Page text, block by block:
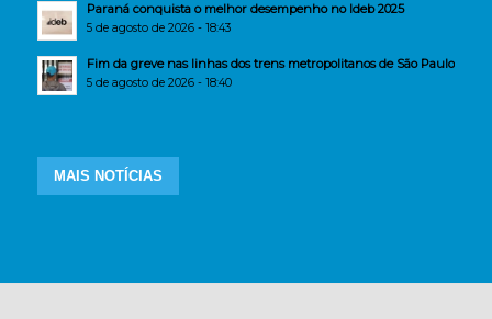
Paraná conquista o melhor desempenho no Ideb 2025
5 de agosto de 2026 - 18:43
Fim da greve nas linhas dos trens metropolitanos de São Paulo
5 de agosto de 2026 - 18:40
MAIS NOTÍCIAS